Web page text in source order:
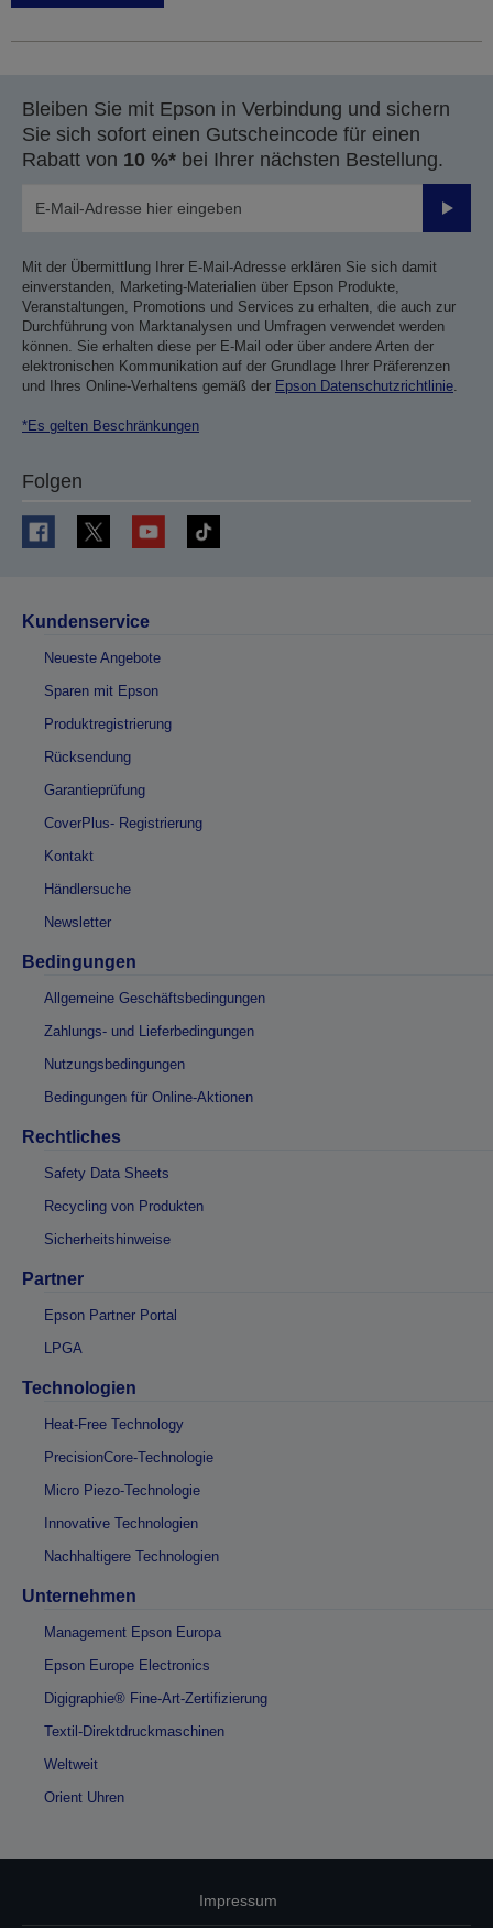
Bleiben Sie mit Epson in Verbindung und sichern
Sie sich sofort einen Gutscheincode für einen
Rabatt von 10 %* bei Ihrer nächsten Bestellung.
Mit der Übermittlung Ihrer E-Mail-Adresse erklären Sie sich damit
einverstanden, Marketing-Materialien über Epson Produkte,
Veranstaltungen, Promotions und Services zu erhalten, die auch zur
Durchführung von Marktanalysen und Umfragen verwendet werden
können. Sie erhalten diese per E-Mail oder über andere Arten der
elektronischen Kommunikation auf der Grundlage Ihrer Präferenzen
und Ihres Online-Verhaltens gemäß der Epson Datenschutzrichtlinie.
*Es gelten Beschränkungen
Folgen
Kundenservice
Neueste Angebote
Sparen mit Epson
Produktregistrierung
Rücksendung
Garantieprüfung
CoverPlus- Registrierung
Kontakt
Händlersuche
Newsletter
Bedingungen
Allgemeine Geschäftsbedingungen
Zahlungs- und Lieferbedingungen
Nutzungsbedingungen
Bedingungen für Online-Aktionen
Rechtliches
Safety Data Sheets
Recycling von Produkten
Sicherheitshinweise
Partner
Epson Partner Portal
LPGA
Technologien
Heat-Free Technology
PrecisionCore-Technologie
Micro Piezo-Technologie
Innovative Technologien
Nachhaltigere Technologien
Unternehmen
Management Epson Europa
Epson Europe Electronics
Digigraphie® Fine-Art-Zertifizierung
Textil-Direktdruckmaschinen
Weltweit
Orient Uhren
Impressum